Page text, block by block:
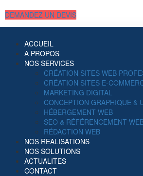
DEMANDEZ UN DEVIS
ACCUEIL
A PROPOS
NOS SERVICES
CRÉATION SITES WEB
CRÉATION SITES E-
MARKETING DIGITAL
CONCEPTION GRAPHIQUE &
HÉBERGEMENT WEB
SEO & RÉFÉRENCEMENT
RÉDACTION WEB
NOS REALISATIONS
NOS SOLUTIONS
ACTUALITES
CONTACT